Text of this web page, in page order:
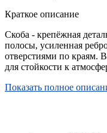
Краткое описание
Скоба - крепёжная
полосы, усиленная
отверстиями по краям.
для стойкости к
Показать полное